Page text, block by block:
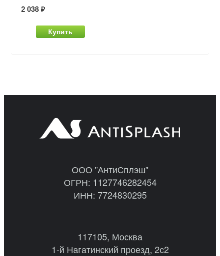
2 038 ₽
Купить
ООО "АнтиСплэш"
ОГРН: 1127746282454
ИНН: 7724830295
117105, Москва
1-й Нагатинский проезд, 2с2